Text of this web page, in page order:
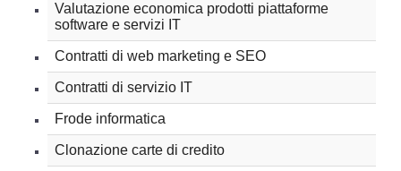
Valutazione economica prodotti piattaforme
software e servizi IT
Contratti di web marketing e SEO
Contratti di servizio IT
Frode informatica
Clonazione carte di credito